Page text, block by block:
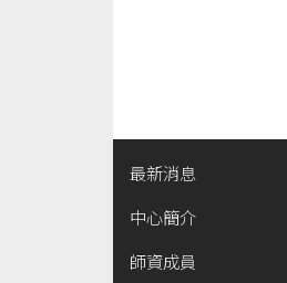
最新消息
中心簡介
師資成員